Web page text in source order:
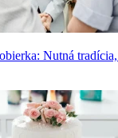
Nutná